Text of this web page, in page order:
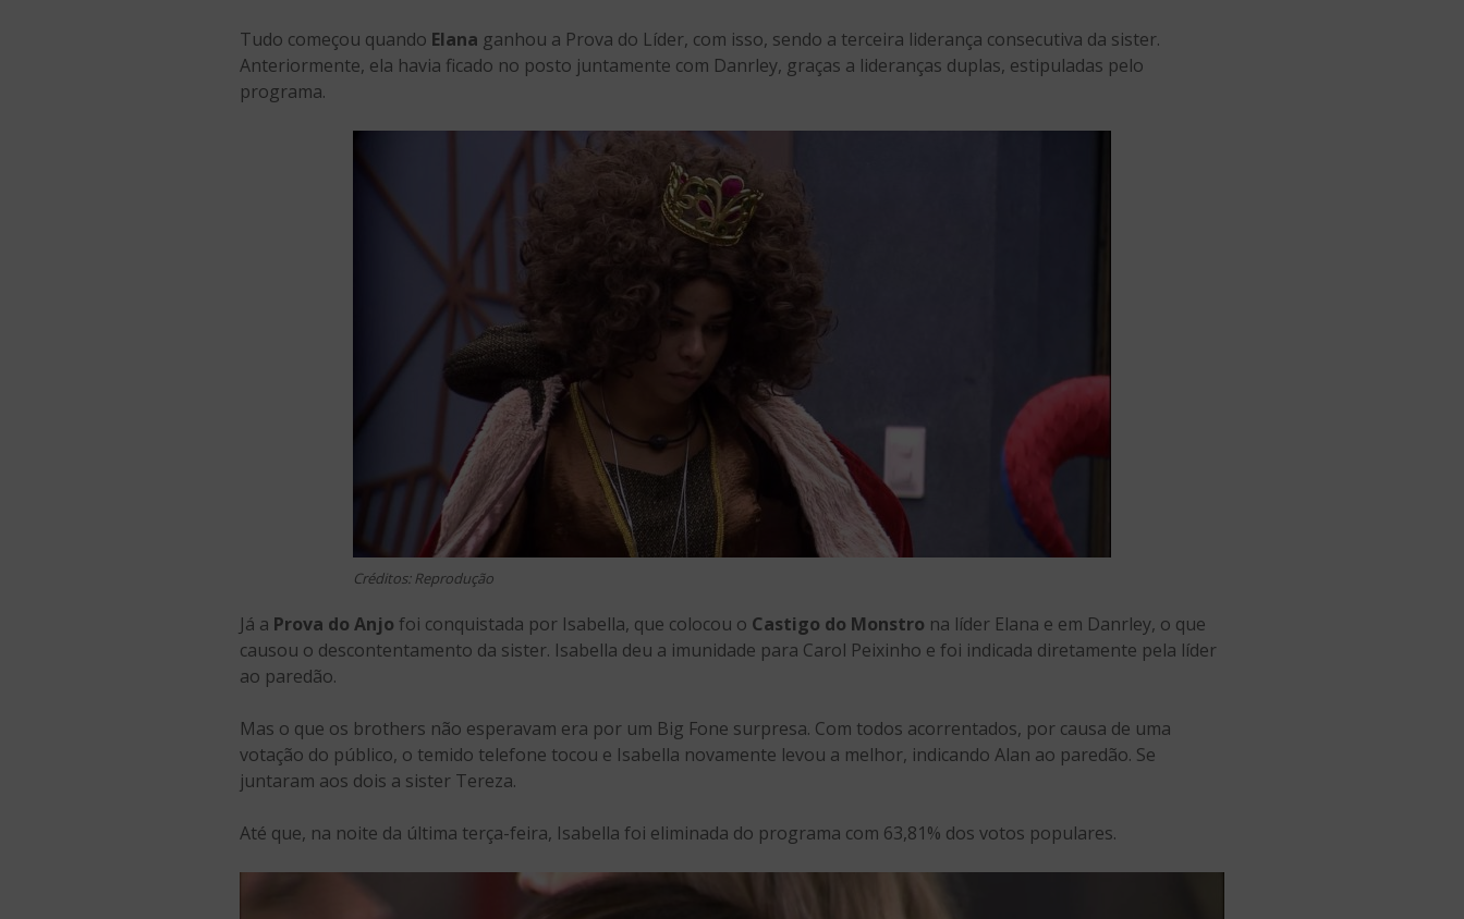
Tudo começou quando Elana ganhou a Prova do Líder, com isso, sendo a terceira liderança consecutiva da sister.
Anteriormente, ela havia ficado no posto juntamente com Danrley, graças a lideranças duplas, estipuladas pelo
programa.
Créditos: Reprodução
Já a Prova do Anjo foi conquistada por Isabella, que colocou o Castigo do Monstro na líder Elana e em Danrley, o que
causou o descontentamento da sister. Isabella deu a imunidade para Carol Peixinho e foi indicada diretamente pela líder
ao paredão.
Mas o que os brothers não esperavam era por um Big Fone surpresa. Com todos acorrentados, por causa de uma
votação do público, o temido telefone tocou e Isabella novamente levou a melhor, indicando Alan ao paredão. Se
juntaram aos dois a sister Tereza.
Até que, na noite da última terça-feira, Isabella foi eliminada do programa com 63,81% dos votos populares.